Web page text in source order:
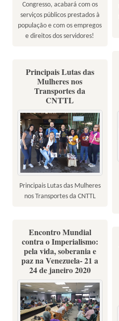
Congresso, acabará com os
serviços públicos prestados à
população e com os empregos
e direitos dos servidores!
Principais Lutas das
Mulheres nos
Transportes da
CNTTL
Principais Lutas das Mulheres
nos Transportes da CNTTL
Encontro Mundial
contra o Imperialismo:
pela vida, soberania e
paz na Venezuela- 21 a
24 de janeiro 2020